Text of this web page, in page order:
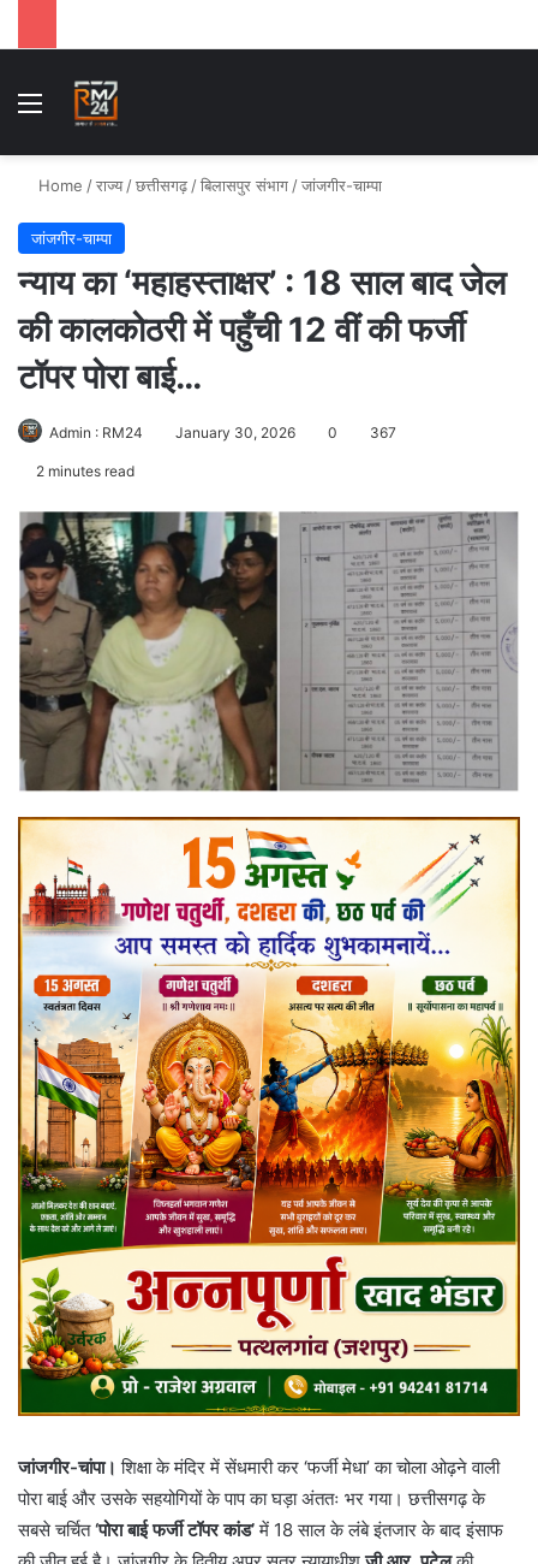
Menu
Home /राज्य /छत्तीसगढ़ /बिलासपुर संभाग /जांजगीर-चाम्पा
जांजगीर-चाम्पा
न्याय का ‘महाहस्ताक्षर’ : 18 साल बाद जेल
की कालकोठरी में पहुँची 12 वीं की फर्जी
टॉपर पोरा बाई…
Admin : RM24 January 30, 2026 0 367
2 minutes read
जांजगीर-चांपा। शिक्षा के मंदिर में सेंधमारी कर ‘फर्जी मेधा’ का चोला ओढ़ने वाली
पोरा बाई और उसके सहयोगियों के पाप का घड़ा अंततः भर गया। छत्तीसगढ़ के
सबसे चर्चित‘पोरा बाई फर्जी टॉपर कांड’में 18 साल के लंबे इंतजार के बाद इंसाफ